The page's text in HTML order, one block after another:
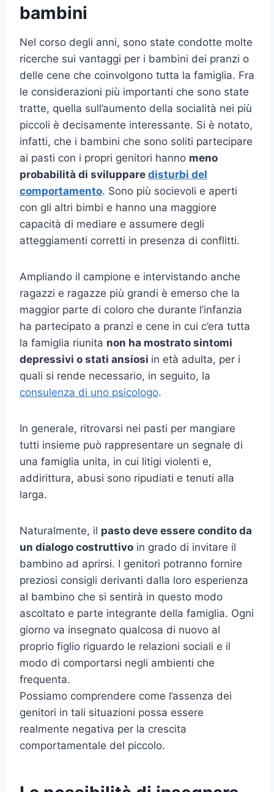
bambini
Nel corso degli anni, sono state condotte molte
ricerche sui vantaggi per i bambini dei pranzi o
delle cene che coinvolgono tutta la famiglia. Fra
le considerazioni più importanti che sono state
tratte, quella sull’aumento della socialità nei più
piccoli è decisamente interessante. Si è notato,
infatti, che i bambini che sono soliti partecipare
ai pasti con i propri genitori hanno meno
probabilità di sviluppare disturbi del
comportamento. Sono più socievoli e aperti
con gli altri bimbi e hanno una maggiore
capacità di mediare e assumere degli
atteggiamenti corretti in presenza di conflitti.
Ampliando il campione e intervistando anche
ragazzi e ragazze più grandi è emerso che la
maggior parte di coloro che durante l’infanzia
ha partecipato a pranzi e cene in cui c’era tutta
la famiglia riunita non ha mostrato sintomi
depressivi o stati ansiosi in età adulta, per i
quali si rende necessario, in seguito, la
consulenza di uno psicologo.
In generale, ritrovarsi nei pasti per mangiare
tutti insieme può rappresentare un segnale di
una famiglia unita, in cui litigi violenti e,
addirittura, abusi sono ripudiati e tenuti alla
larga.
Naturalmente, il pasto deve essere condito da
un dialogo costruttivo in grado di invitare il
bambino ad aprirsi. I genitori potranno fornire
preziosi consigli derivanti dalla loro esperienza
al bambino che si sentirà in questo modo
ascoltato e parte integrante della famiglia. Ogni
giorno va insegnato qualcosa di nuovo al
proprio figlio riguardo le relazioni sociali e il
modo di comportarsi negli ambienti che
frequenta.
Possiamo comprendere come l’assenza dei
genitori in tali situazioni possa essere
realmente negativa per la crescita
comportamentale del piccolo.